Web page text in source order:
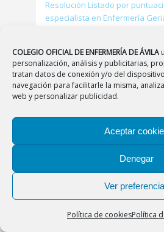
COLEGIO OFICIAL DE ENFERMERÍA DE ÁVILA
personalización, análisis y publicitarias,
tratan datos de conexión y/o del
navegación para facilitarle la misma,
web y personalizar publicidad.
Aceptar
Denegar
Ver
Política de cookiesPolítica